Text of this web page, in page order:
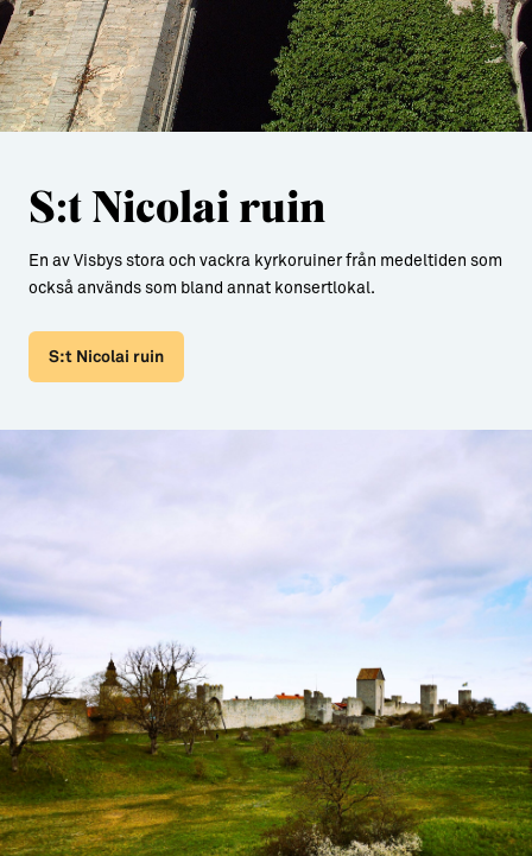
S:t Nicolai ruin
En av Visbys stora och vackra kyrkoruiner från medeltiden som
också används som bland annat konsertlokal.
S:t Nicolai ruin